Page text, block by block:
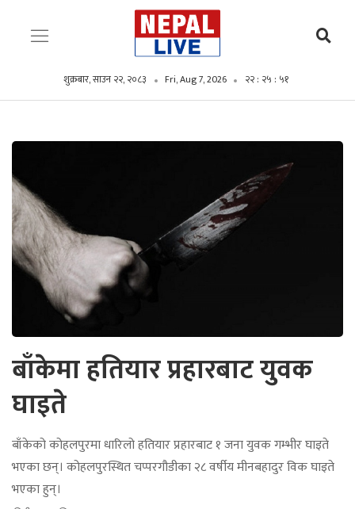
शुक्रबार, साउन २२, २०८३ Fri, Aug 7, 2026 २२ : २५ : ५२
बाँकेमा हतियार प्रहारबाट युवक
घाइते
बाँकेको कोहलपुरमा धारिलो हतियार प्रहारबाट १ जना युवक गम्भीर घाइते
भएका छन्। कोहलपुरस्थित चप्परगौडीका २८ वर्षीय मीनबहादुर विक घाइते
भएका हुन्।